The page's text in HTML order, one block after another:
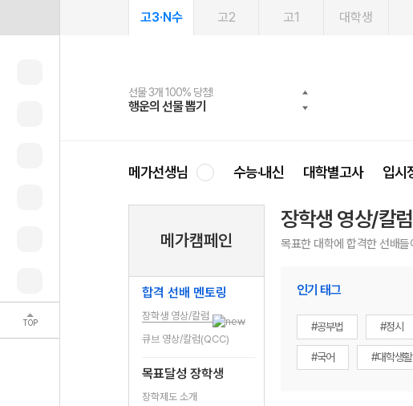
TOP
고3·N수 고2 고1 대학생
선물 3개 100% 당첨!
행운의 선물 뽑기
선물 100% 증정!
메가스터디 X 올리브
여름방학 스터디 캐시백
메가런 썸머스쿨
2027 러셀 단과
강사 공개선발
스마트러닝앱
설문 EVENT
메가패스
3일 무료 체험권
메가패스 수강생 무료혜택!
메가클럽 멤버십
사회공헌 캠페인
희망이룸 메가나눔
메가선생님 수능·내신 대학별고사 입시
메가캠페인
합격 선배 멘토링
장학생 영상/칼럼
큐브 영상/칼럼(QCC)
목표달성 장학생
장학제도 소개
장학생 영상/칼럼
목표한 대학에 합격한 선배
인기 태그
#공부법 #정시
#국어 #대학생활